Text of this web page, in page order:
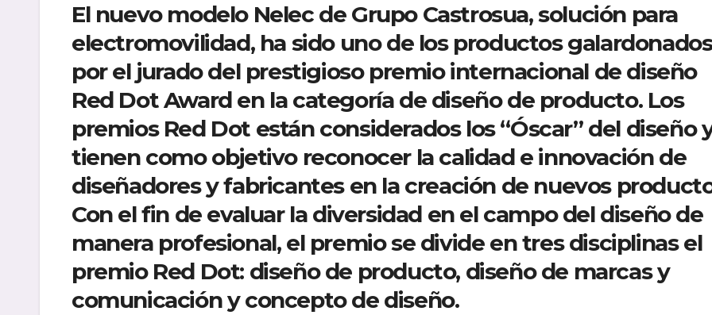
El nuevo modelo Nelec de Grupo Castrosua, solución para
electromovilidad, ha sido uno de los productos galardonados
por el jurado del prestigioso premio internacional de diseño
Red Dot Award en la categoría de diseño de producto. Los
premios Red Dot están considerados los “Óscar” del diseño
tienen como objetivo reconocer la calidad e innovación de
diseñadores y fabricantes en la creación de nuevos
Con el fin de evaluar la diversidad en el campo del diseño de
manera profesional, el premio se divide en tres disciplinas el
premio Red Dot: diseño de producto, diseño de marcas y
comunicación y concepto de diseño.